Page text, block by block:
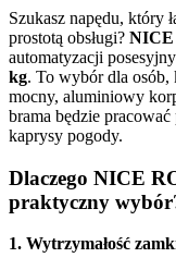
Szukasz napędu, który
prostotą obsługi? NICE
automatyzacji
kg. To wybór dla osób,
mocny, aluminiowy
brama będzie
kaprysy pogody.
Dlaczego NICE
praktyczny
1. Wytrzymałość